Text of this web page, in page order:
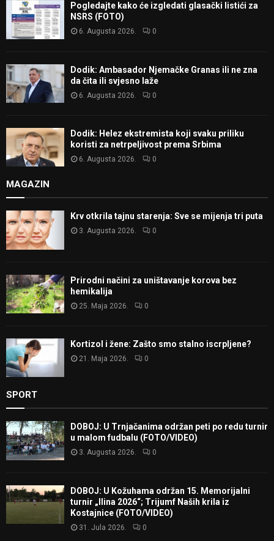
Pogledajte kako će izgledati glasački listići za
NSRS (FOTO)
6. Augusta 2026. 0
Dodik: Ambasador Njemačke Granas ili ne zna
da čita ili svjesno laže
6. Augusta 2026. 0
Dodik: Helez ekstremista koji svaku priliku
koristi za netrpeljivost prema Srbima
6. Augusta 2026. 0
MAGAZIN
Krv otkrila tajnu starenja: Sve se mijenja tri puta
3. Augusta 2026. 0
Prirodni načini za uništavanje korova bez
hemikalija
25. Maja 2026. 0
Kortizol i žene: Zašto smo stalno iscrpljene?
21. Maja 2026. 0
SPORT
DOBOJ: U Trnjačanima održan peti po redu turnir
u malom fudbalu (FOTO/VIDEO)
3. Augusta 2026. 0
DOBOJ: U Kožuhama održan 15. Memorijalni
turnir „Ilina 2026“; Trijumf Naših krila iz
Kostajnice (FOTO/VIDEO)
31. Jula 2026. 0